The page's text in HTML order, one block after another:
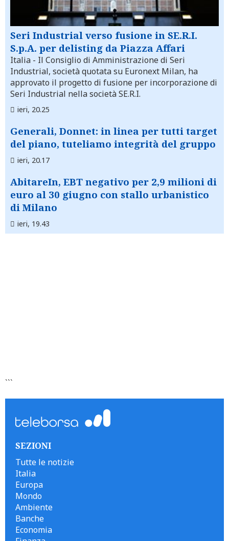
Seri Industrial verso fusione in SE.R.I.
S.p.A. per delisting da Piazza Affari
Italia - Il Consiglio di Amministrazione di Seri
Industrial, società quotata su Euronext Milan, ha
approvato il progetto di fusione per incorporazione di
Seri Industrial nella società SE.R.I.
ieri, 20.25
Generali, Donnet: in linea per tutti target
del piano, tuteliamo integrità del gruppo
ieri, 20.17
AbitareIn, EBT negativo per 2,9 milioni di
euro al 30 giugno con stallo urbanistico
di Milano
ieri, 19.43
```
SEZIONI
Tutte le notizie
Italia
Europa
Mondo
Ambiente
Banche
Economia